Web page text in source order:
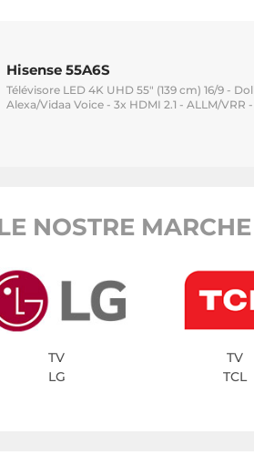
Hisense 55A6S
Télévisore LED 4K UHD 55" (139 cm) 16/9 -
Alexa/Vidaa Voice - 3x HDMI 2.1 - ALLM/VRR
NOSTRE
TV
LG
TV
TCL